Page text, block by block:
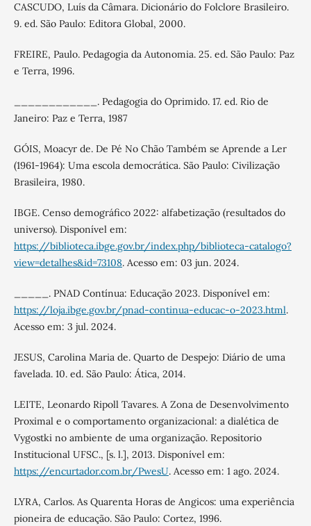
CASCUDO, Luís da Câmara. Dicionário do Folclore Brasileiro.
9. ed. São Paulo: Editora Global, 2000.
FREIRE, Paulo. Pedagogia da Autonomia. 25. ed. São Paulo: Paz
e Terra, 1996.
____________. Pedagogia do Oprimido. 17. ed. Rio de
Janeiro: Paz e Terra, 1987
GÓIS, Moacyr de. De Pé No Chão Também se Aprende a Ler
(1961-1964): Uma escola democrática. São Paulo: Civilização
Brasileira, 1980.
IBGE. Censo demográfico 2022: alfabetização (resultados do
universo). Disponível em:
https://biblioteca.ibge.gov.br/index.php/biblioteca-catalogo?
view=detalhes&id=73108. Acesso em: 03 jun. 2024.
_____. PNAD Contínua: Educação 2023. Disponível em:
https://loja.ibge.gov.br/pnad-continua-educac-o-2023.html.
Acesso em: 3 jul. 2024.
JESUS, Carolina Maria de. Quarto de Despejo: Diário de uma
favelada. 10. ed. São Paulo: Ática, 2014.
LEITE, Leonardo Ripoll Tavares. A Zona de Desenvolvimento
Proximal e o comportamento organizacional: a dialética de
Vygostki no ambiente de uma organização. Repositorio
Institucional UFSC., [s. l.], 2013. Disponível em:
https://encurtador.com.br/PwesU. Acesso em: 1 ago. 2024.
LYRA, Carlos. As Quarenta Horas de Angicos: uma experiência
pioneira de educação. São Paulo: Cortez, 1996.